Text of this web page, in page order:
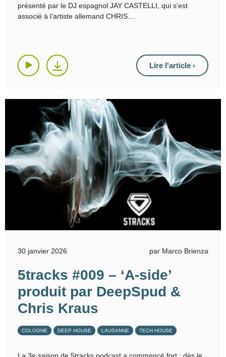
présenté par le DJ espagnol JAY CASTELLI, qui s’est
associé à l’artiste allemand CHRIS
Lire l'article ›
30 janvier 2026 par Marco Brienza
5tracks #009 – ‘A-side’
produit par DeepSpud &
Chris Kraus
COLOGNE DEEP HOUSE LAUSANNE TECH HOUSE